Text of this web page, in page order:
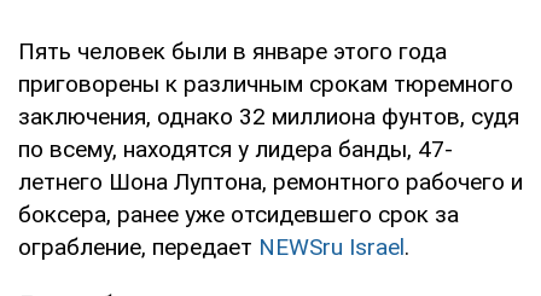
Пять человек были в январе этого года
приговорены к различным срокам тюремного
заключения, однако 32 миллиона фунтов, судя
по всему, находятся у лидера банды, 47-
летнего Шона Луптона, ремонтного рабочего и
боксера, ранее уже отсидевшего срок за
ограбление, передает NEWSru Israel.